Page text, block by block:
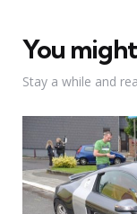
You
Stay a while and